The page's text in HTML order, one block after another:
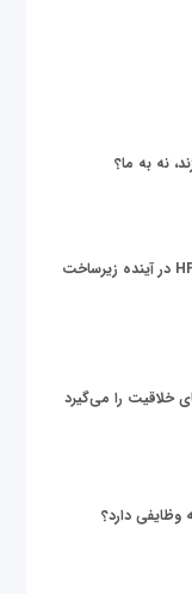
نه به ما؟
زیر پوست دنیای داده؛ نقش سرور HP در آینده زیرساخت
خلاقیت را می‌گیرد
دارد؟